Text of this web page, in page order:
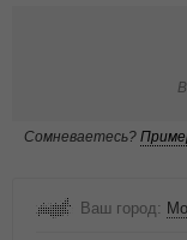
Сомневаетесь?
Ваш город: